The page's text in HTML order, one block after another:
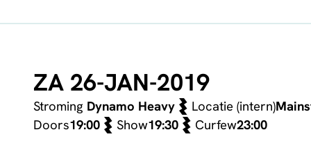
ZA 26-JAN-2019
Stroming Dynamo Heavy Locatie (intern)
Doors19:00 Show19:30 Curfew23:00